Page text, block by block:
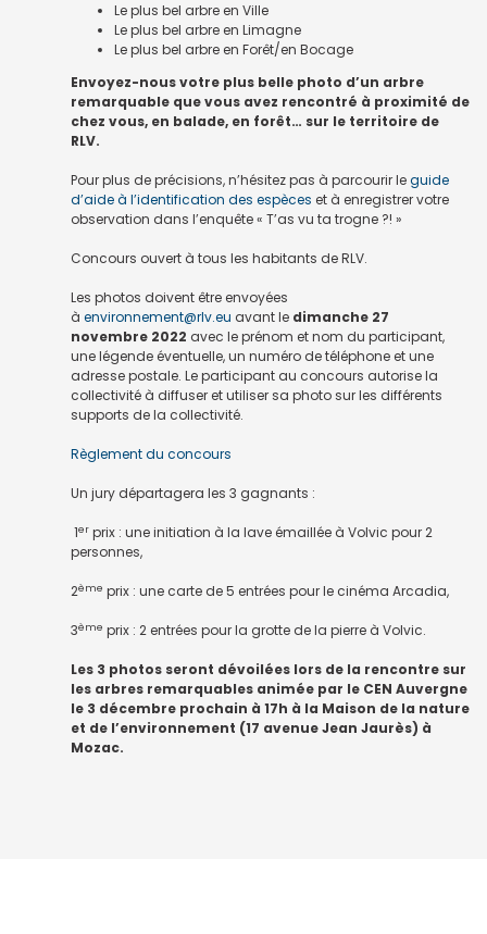
Le plus bel arbre en Ville
Le plus bel arbre en Limagne
Le plus bel arbre en Forêt/en Bocage
Envoyez-nous votre plus belle photo d’un arbre
remarquable que vous avez rencontré à proximité de
chez vous, en balade, en forêt… sur le territoire de
RLV.
Pour plus de précisions, n’hésitez pas à parcourir leguide
d’aide à l’identification des espèces et à enregistrer votre
observation dans l’enquête « T’as vu ta trogne ?! »
Concours ouvert à tous les habitants de RLV.
Les photos doivent être envoyées
àenvironnement@rlv.eu avant le dimanche 27
novembre 2022 avec le prénom et nom du participant,
une légende éventuelle, un numéro de téléphone et une
adresse postale. Le participant au concours autorise la
collectivité à diffuser et utiliser sa photo sur les différents
supports de la collectivité.
Règlement du concours
Un jury départagera les 3 gagnants :
1er prix : une initiation à la lave émaillée à Volvic pour 2
personnes,
2ème prix : une carte de 5 entrées pour le cinéma Arcadia,
3ème prix : 2 entrées pour la grotte de la pierre à Volvic.
Les 3 photos seront dévoilées lors de la rencontre sur
les arbres remarquables animée par le CEN Auvergne
le 3 décembre prochain à 17h à la Maison de la nature
et de l’environnement (17 avenue Jean Jaurès) à
Mozac.